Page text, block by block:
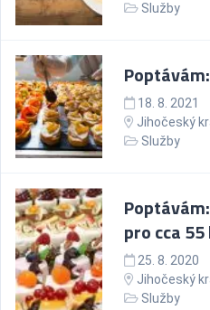
Služby
18. 8. 2021
Jihočeský
Služby
pro cca
25. 8. 2020
Jihočeský
Služby